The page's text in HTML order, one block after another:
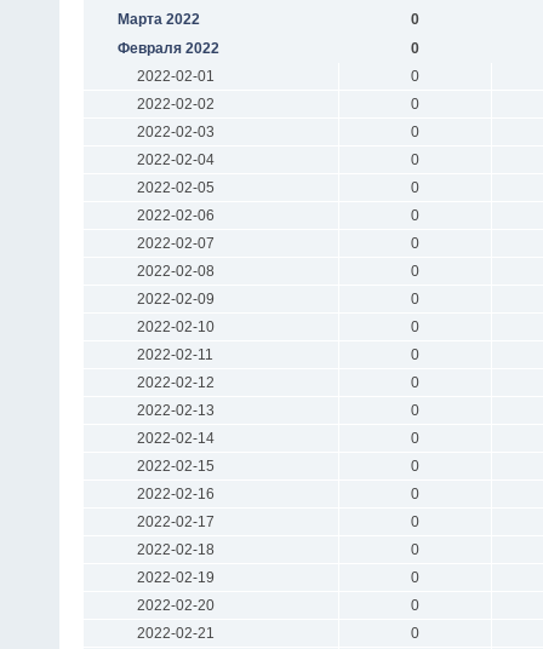
Марта 2022
0
Февраля 2022
0
2022-02-01
0
2022-02-02
0
2022-02-03
0
2022-02-04
0
2022-02-05
0
2022-02-06
0
2022-02-07
0
2022-02-08
0
2022-02-09
0
2022-02-10
0
2022-02-11
0
2022-02-12
0
2022-02-13
0
2022-02-14
0
2022-02-15
0
2022-02-16
0
2022-02-17
0
2022-02-18
0
2022-02-19
0
2022-02-20
0
2022-02-21
0